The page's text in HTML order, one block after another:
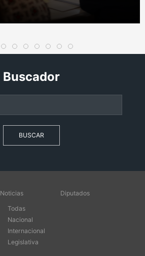
Buscador
BUSCAR
Noticias
Todas
Nacional
Internacional
Legislativa
Diputados